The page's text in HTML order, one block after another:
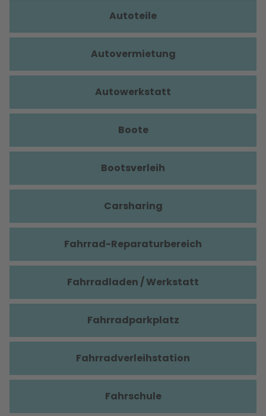
Autoteile
Autovermietung
Autowerkstatt
Boote
Bootsverleih
Carsharing
Fahrrad-Reparaturbereich
Fahrradladen / Werkstatt
Fahrradparkplatz
Fahrradverleihstation
Fahrschule